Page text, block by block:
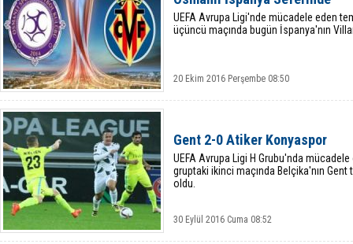
UEFA Avrupa Ligi'nde mücadele eden
üçüncü maçında bugün İspanya'nın
20 Ekim 2016 Perşembe 08:50
Gent 2-0 Atiker Konyaspor
UEFA Avrupa Ligi H Grubu'nda
gruptaki ikinci maçında Belçika'nın
oldu.
30 Eylül 2016 Cuma 08:52